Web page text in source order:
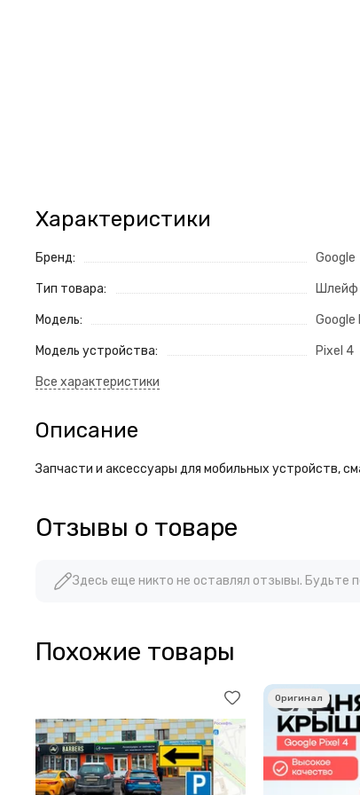
Характеристики
Бренд: Google
Тип товара: Шлейф
Модель: Google
Модель устройства: Pixel 4
Описание
Запчасти и аксессуары для мобильных устройств,
Отзывы о товаре
Здесь еще никто не оставлял отзывы. Будьте
Похожие товары